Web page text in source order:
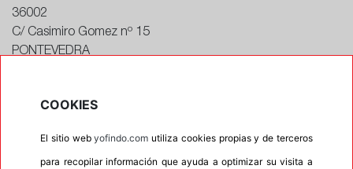
36002
C/ Casimiro Gomez nº 15
PONTEVEDRA
COOKIES
El sitio webyofindo.com utiliza cookies propias y de terceros
para recopilar información que ayuda a optimizar su visita a